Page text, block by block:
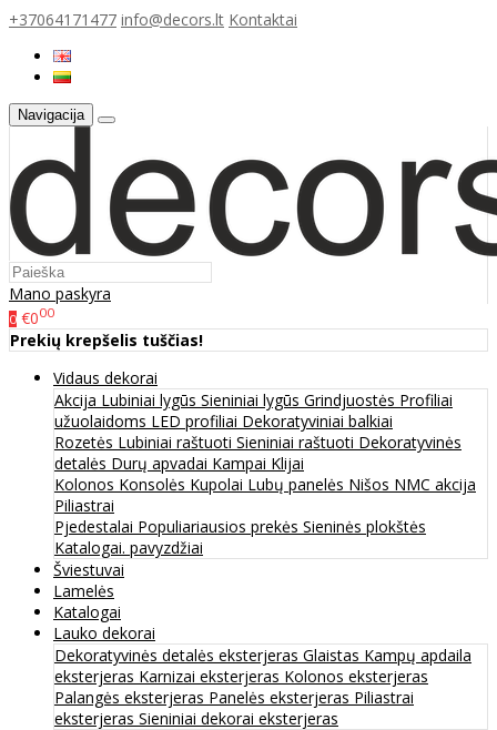
+37064171477 info@decors.lt Kontaktai
Navigacija
Mano paskyra
0 €000
Prekių krepšelis tuščias!
Vidaus dekorai
Akcija Lubiniai lygūs Sieniniai lygūs Grindjuostės Profiliai
užuolaidoms LED profiliai Dekoratyviniai balkiai
Rozetės Lubiniai raštuoti Sieniniai raštuoti Dekoratyvinės
detalės Durų apvadai Kampai Klijai
Kolonos Konsolės Kupolai Lubų panelės Nišos NMC akcija
Piliastrai
Pjedestalai Populiariausios prekės Sieninės plokštės
Katalogai. pavyzdžiai
Šviestuvai
Lamelės
Katalogai
Lauko dekorai
Dekoratyvinės detalės eksterjeras Glaistas Kampų apdaila
eksterjeras Karnizai eksterjeras Kolonos eksterjeras
Palangės eksterjeras Panelės eksterjeras Piliastrai
eksterjeras Sieniniai dekorai eksterjeras